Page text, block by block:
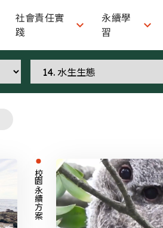
社會責任實
踐

永續學
習

校園永續方案